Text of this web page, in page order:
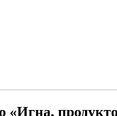
«Игна,